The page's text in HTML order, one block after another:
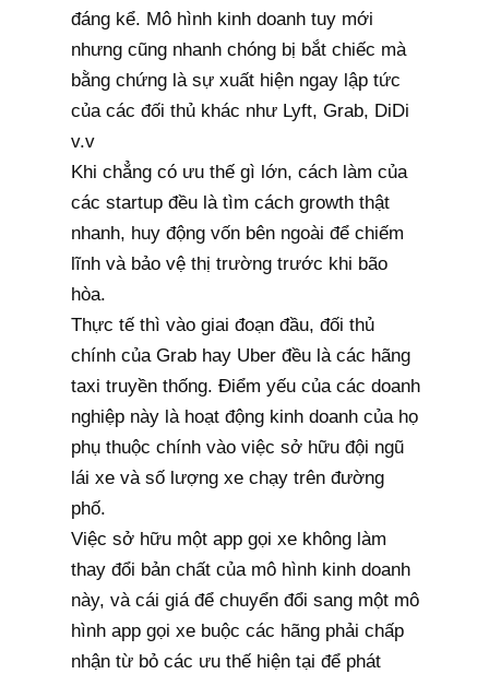
đáng kể. Mô hình kinh doanh tuy mới
nhưng cũng nhanh chóng bị bắt chiếc mà
bằng chứng là sự xuất hiện ngay lập tức
của các đối thủ khác như Lyft, Grab, DiDi
v.v
Khi chẳng có ưu thế gì lớn, cách làm của
các startup đều là tìm cách growth thật
nhanh, huy động vốn bên ngoài để chiếm
lĩnh và bảo vệ thị trường trước khi bão
hòa.
Thực tế thì vào giai đoạn đầu, đối thủ
chính của Grab hay Uber đều là các hãng
taxi truyền thống. Điểm yếu của các doanh
nghiệp này là hoạt động kinh doanh của họ
phụ thuộc chính vào việc sở hữu đội ngũ
lái xe và số lượng xe chạy trên đường
phố.
Việc sở hữu một app gọi xe không làm
thay đổi bản chất của mô hình kinh doanh
này, và cái giá để chuyển đổi sang một mô
hình app gọi xe buộc các hãng phải chấp
nhận từ bỏ các ưu thế hiện tại để phát